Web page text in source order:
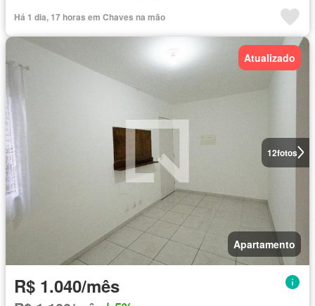
Há 1 dia, 17 horas em Chaves na mão
12fotos
Atualizado
Apartamento
R$ 1.040/mês